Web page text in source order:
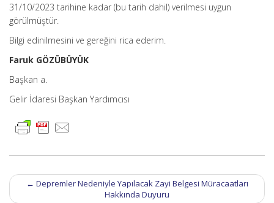
31/10/2023 tarihine kadar (bu tarih dahil) verilmesi uygun
görülmüştür.
Bilgi edinilmesini ve gereğini rica ederim.
Faruk GÖZÜBÜYÜK
Başkan a.
Gelir İdaresi Başkan Yardımcısı
Post
navigation
← Depremler Nedeniyle Yapılacak Zayi Belgesi Müracaatları
Hakkında Duyuru